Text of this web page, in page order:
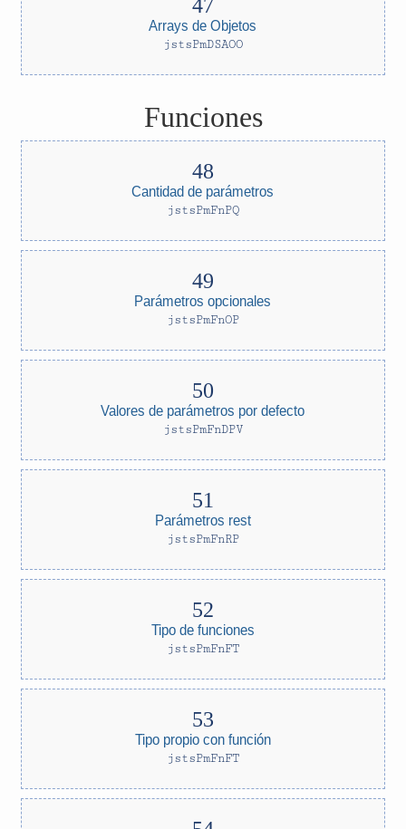
Arrays de Objetos
jstsPmDSAOO
Funciones
Cantidad de parámetros
jstsPmFnPQ
Parámetros opcionales
jstsPmFnOP
Valores de parámetros por defecto
jstsPmFnDPV
Parámetros rest
jstsPmFnRP
Tipo de funciones
jstsPmFnFT
Tipo propio con función
jstsPmFnFT